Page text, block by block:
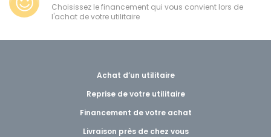
Choisissez le financement qui vous convient lors de
l'achat de votre utilitaire
Achat d’un utilitaire
Reprise de votre utilitaire
Financement de votre achat
Livraison près de chez vous